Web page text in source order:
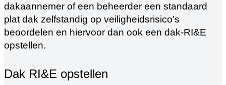
dakaannemer of een beheerder een standaard
plat dak zelfstandig op veiligheidsrisico’s
beoordelen en hiervoor dan ook een dak-RI&E
opstellen.
Dak RI&E opstellen